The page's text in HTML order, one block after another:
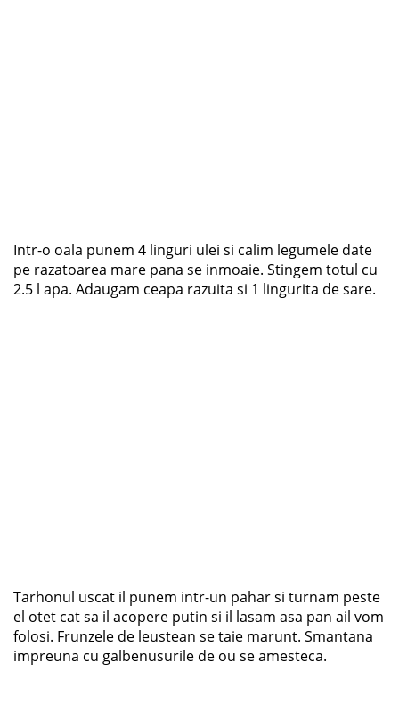
Intr-o oala punem 4 linguri ulei si calim legumele date
pe razatoarea mare pana se inmoaie. Stingem totul cu
2.5 l apa. Adaugam ceapa razuita si 1 lingurita de sare.
Tarhonul uscat il punem intr-un pahar si turnam peste
el otet cat sa il acopere putin si il lasam asa pan ail vom
folosi. Frunzele de leustean se taie marunt. Smantana
impreuna cu galbenusurile de ou se amesteca.